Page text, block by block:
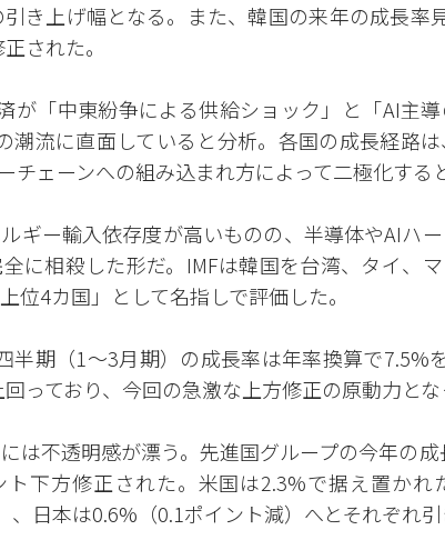
き上げ幅となる。また、韓国の来年の成長率
された。
が「中東紛争による供給ショック」と「AI主導
潮流に直面していると分析。各国の成長経路
チェーンへの組み込まれ方によって二極化する
ギー輸入依存度が高いものの、半導体やAIハ
に相殺した形だ。IMFは韓国を台湾、タイ、
位4カ国」として名指しで評価した。
半期（1〜3月期）の成長率は年率換算で7.5%
っており、今回の急激な上方修正の原動力とな
は不透明感が漂う。先進国グループの今年の成
下方修正された。米国は2.3%で据え置かれ
日本は0.6%（0.1ポイント減）へとそれぞれ引